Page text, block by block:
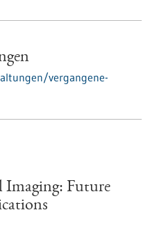
vergangene-
Future